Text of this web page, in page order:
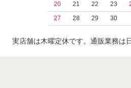
20
21 22 23
27
28 29 30
実店舗は木曜定休です。通販業務は